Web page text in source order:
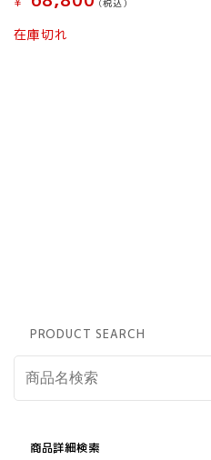
(税込）
在庫切れ
PRODUCT SEARCH
商品詳細検索